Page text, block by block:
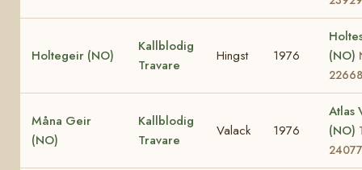
Holtegeir (NO)
Kallblodig
Travare
Hingst 1976
(NO)
22668
Måna Geir
(NO)
Kallblodig
Travare
Valack 1976
Atlas
(NO)
24077